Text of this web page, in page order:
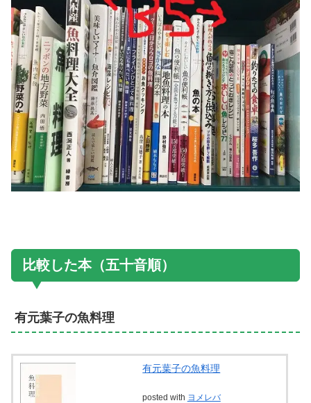
比較した本（五十音順）
有元葉子の魚料理
有元葉子の魚料理
posted with ヨメレバ